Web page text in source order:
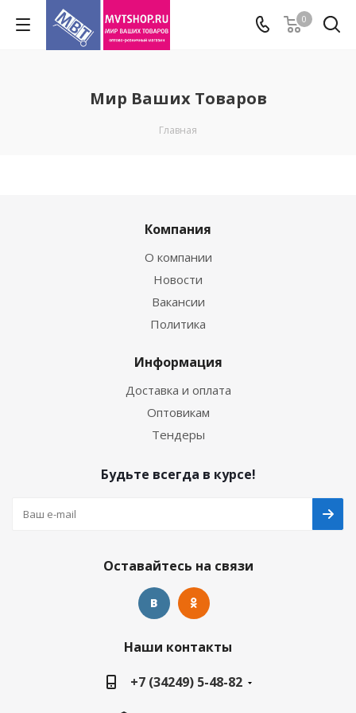
0
Мир Ваших Товаров
Главная
Компания
О компании
Новости
Вакансии
Политика
Информация
Доставка и оплата
Оптовикам
Тендеры
Будьте всегда в курсе!
Оставайтесь на связи
Наши контакты
+7 (34249) 5-48-82